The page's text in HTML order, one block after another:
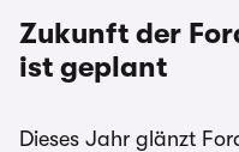
Zukunft der
ist geplant
Dieses Jahr glänzt